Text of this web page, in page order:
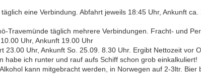
eine Verbindung. Abfahrt jeweils 18:45 Uhr, Ankunft
Travemünde täglich mehrere Verbindungen. Fracht- und
Uhr, Ankunft 19.00 Uhr
23.00 Uhr, Ankunft So. 25.09. 8.30 Uhr. Ergibt Nettozeit vor
habe ich runter und rauf aufs Schiff schon grob einkalkuliert!
kann mitgebracht werden, in Norwegen auf 2-3ltr.